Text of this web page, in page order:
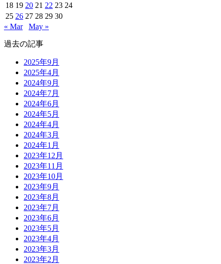
18 19 20 21 22 23 24
25 26 27 28 29 30
« Mar
May »
過去の記事
2025年9月
2025年4月
2024年9月
2024年7月
2024年6月
2024年5月
2024年4月
2024年3月
2024年1月
2023年12月
2023年11月
2023年10月
2023年9月
2023年8月
2023年7月
2023年6月
2023年5月
2023年4月
2023年3月
2023年2月